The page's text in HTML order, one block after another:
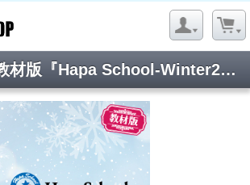
Hapa School教材版『Hapa School-Winter2021-』